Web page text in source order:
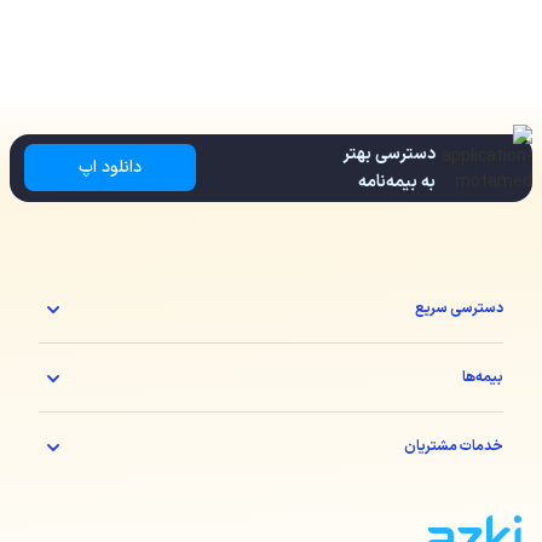
دسترسی بهتر
به بیمه‌نامه
دانلود اپ
دسترسی سریع
بیمه‌ها
خدمات مشتریان